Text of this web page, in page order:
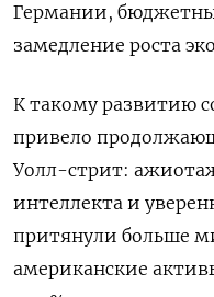
Германии,
замедление роста
К такому развитию
привело
Уолл-стрит:
интеллекта и
притянули больше
американские